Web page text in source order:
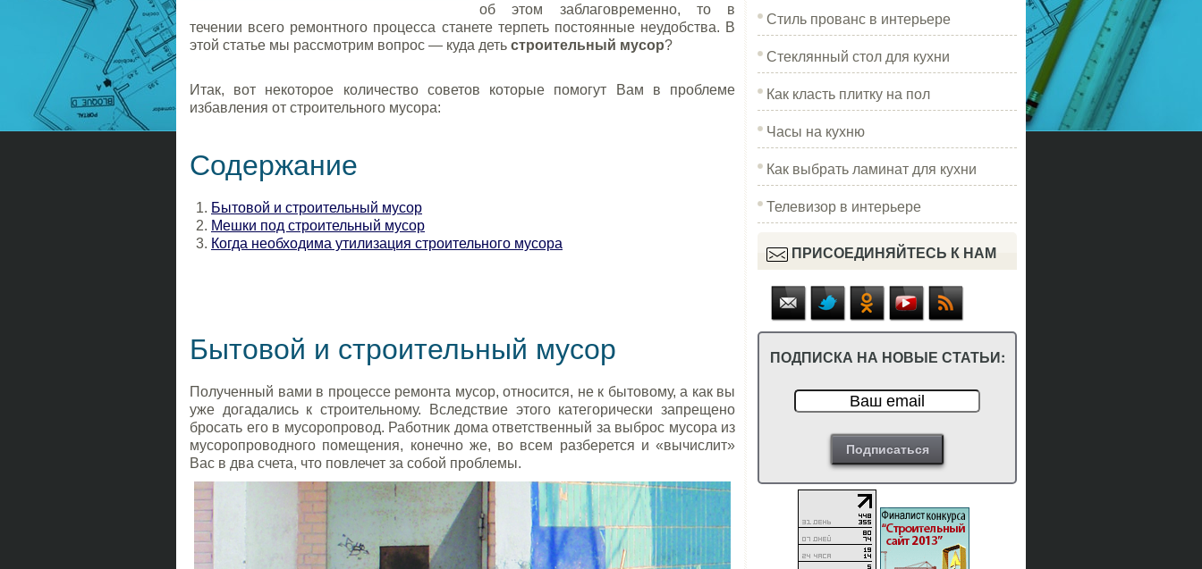
об этом заблаговременно, то в
течении всего ремонтного процесса станете терпеть постоянные неудобства. В
этой статье мы рассмотрим вопрос — куда деть строительный мусор?
Итак, вот некоторое количество советов которые помогут Вам в проблеме
избавления от строительного мусора:
Содержание
Бытовой и строительный мусор
Мешки под строительный мусор
Когда необходима утилизация строительного мусора
Бытовой и строительный мусор
Полученный вами в процессе ремонта мусор, относится, не к бытовому, а как вы
уже догадались к строительному. Вследствие этого категорически запрещено
бросать его в мусоропровод. Работник дома ответственный за выброс мусора из
мусоропроводного помещения, конечно же, во всем разберется и «вычислит»
Вас в два счета, что повлечет за собой проблемы.
Стиль прованс в интерьере
Стеклянный стол для кухни
Как класть плитку на пол
Часы на кухню
Как выбрать ламинат для кухни
Телевизор в интерьере
ПРИСОЕДИНЯЙТЕСЬ К НАМ
ПОДПИСКА НА НОВЫЕ СТАТЬИ: